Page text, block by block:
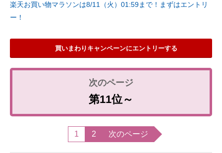
楽天お買い物マラソンは8/11（火）01:59まで！まずはエントリ
ー！
買いまわりキャンペーンにエントリーする
第11位～
1 2 次のページ